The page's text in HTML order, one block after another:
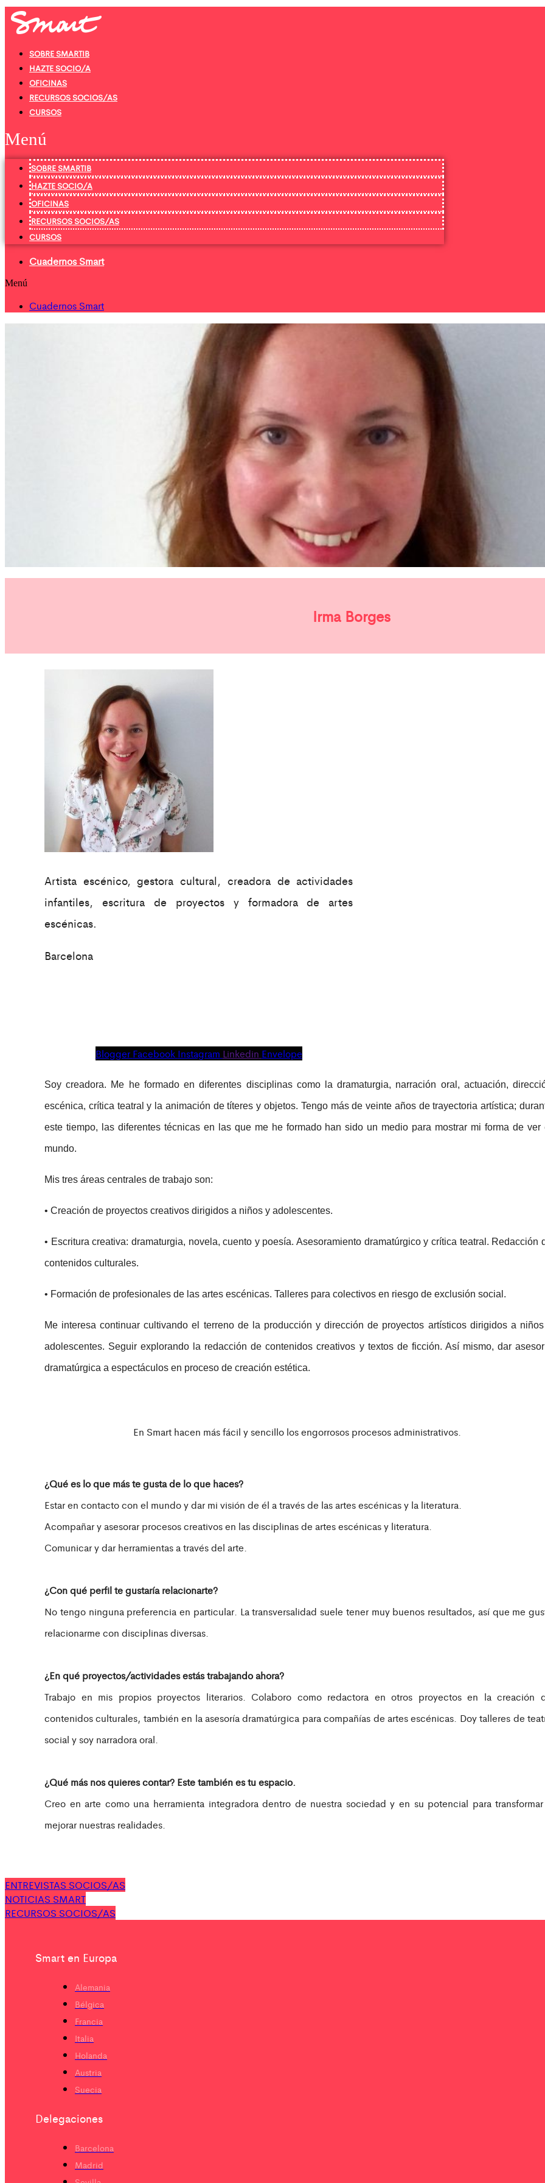
Ir
contenido
SOBRE SMARTIB
HAZTE SOCIO/A
OFICINAS
RECURSOS SOCIOS/AS
CURSOS
Menú
SOBRE SMARTIB
HAZTE SOCIO/A
OFICINAS
RECURSOS SOCIOS/AS
CURSOS
Cuadernos Smart
Menú
Cuadernos Smart
Irma Borges
Artista escénico, gestora cultural, creadora de actividades
infantiles, escritura de proyectos y formadora de artes
escénicas.
Barcelona
Blogger Facebook Instagram Linkedin Envelope
Soy creadora. Me he formado en diferentes disciplinas como la dramaturgia, narración oral, actuación,
escénica, crítica teatral y la animación de títeres y objetos. Tengo más de veinte años de trayectoria artística;
este tiempo, las diferentes técnicas en las que me he formado han sido un medio para mostrar mi forma de ver
mundo.
Mis tres áreas centrales de trabajo son:
• Creación de proyectos creativos dirigidos a niños y adolescentes.
• Escritura creativa: dramaturgia, novela, cuento y poesía. Asesoramiento dramatúrgico y crítica teatral. Redacción
contenidos culturales.
• Formación de profesionales de las artes escénicas. Talleres para colectivos en riesgo de exclusión social.
Me interesa continuar cultivando el terreno de la producción y dirección de proyectos artísticos dirigidos a
adolescentes. Seguir explorando la redacción de contenidos creativos y textos de ficción. Así mismo, dar
dramatúrgica a espectáculos en proceso de creación estética.
En Smart hacen más fácil y sencillo los engorrosos procesos administrativos.
¿Qué es lo que más te gusta de lo que haces?
Estar en contacto con el mundo y dar mi visión de él a través de las artes escénicas y la literatura.
Acompañar y asesorar procesos creativos en las disciplinas de artes escénicas y literatura.
Comunicar y dar herramientas a través del arte.
¿Con qué perfil te gustaría relacionarte?
No tengo ninguna preferencia en particular. La transversalidad suele tener muy buenos resultados, así que me
relacionarme con disciplinas diversas.
¿En qué proyectos/actividades estás trabajando ahora?
Trabajo en mis propios proyectos literarios. Colaboro como redactora en otros proyectos en la creación
contenidos culturales, también en la asesoría dramatúrgica para compañías de artes escénicas. Doy talleres de
social y soy narradora oral.
¿Qué más nos quieres contar? Este también es tu espacio.
Creo en arte como una herramienta integradora dentro de nuestra sociedad y en su potencial para
mejorar nuestras realidades.
ENTREVISTAS SOCIOS/AS
NOTICIAS SMART
RECURSOS SOCIOS/AS
Smart en Europa
Alemania
Bélgica
Francia
Italia
Holanda
Austria
Suecia
Delegaciones
Barcelona
Madrid